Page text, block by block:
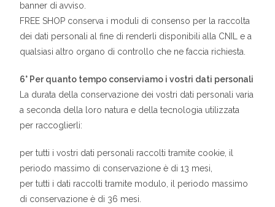
banner di avviso.
FREE SHOP conserva i moduli di consenso per la raccolta
dei dati personali al fine di renderli disponibili alla CNIL e a
qualsiasi altro organo di controllo che ne faccia richiesta.
6° Per quanto tempo conserviamo i vostri dati personali
La durata della conservazione dei vostri dati personali varia
a seconda della loro natura e della tecnologia utilizzata
per raccoglierli:
per tutti i vostri dati personali raccolti tramite cookie, il
periodo massimo di conservazione è di 13 mesi,
per tutti i dati raccolti tramite modulo, il periodo massimo
di conservazione è di 36 mesi.